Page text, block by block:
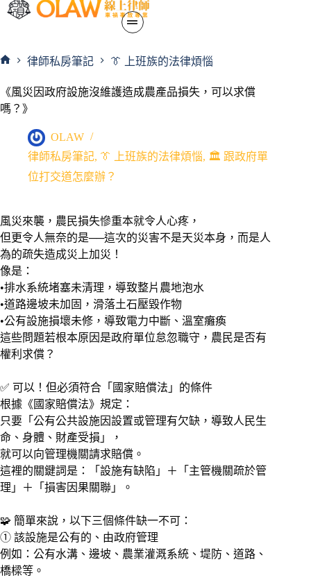
律師私房筆記 👔 上班族的法律煩惱
《風災因政府設施沒維護造成農產品損失，可以求償
嗎？》
OLAW
律師私房筆記, 👔 上班族的法律煩惱, 🏛️ 跟政府單
位打交道怎麼辦？
風災來襲，農民損失慘重本就令人心疼，
但更令人無奈的是──這次的災害不是天災本身，而是人
為的疏失造成災上加災！
像是：
•排水系統堵塞未清理，導致整片農地泡水
•道路邊坡未加固，滑落土石壓毀作物
•公有設施損壞未修，導致電力中斷、溫室癱瘓
這些問題若根本原因是政府單位怠忽職守，農民是否有
權利求償？
✅ 可以！但必須符合「國家賠償法」的條件
根據《國家賠償法》規定：
只要「公有公共設施因設置或管理有欠缺，導致人民生
命、身體、財產受損」，
就可以向管理機關請求賠償。
這裡的關鍵詞是：「設施有缺陷」＋「主管機關疏於管
理」＋「損害因果關聯」。
🧩 簡單來說，以下三個條件缺一不可：
① 該設施是公有的、由政府管理
例如：公有水溝、邊坡、農業灌溉系統、堤防、道路、
橋樑等。